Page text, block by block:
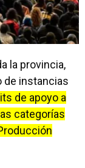
la provincia,
de instancias
de apoyo a
categorías